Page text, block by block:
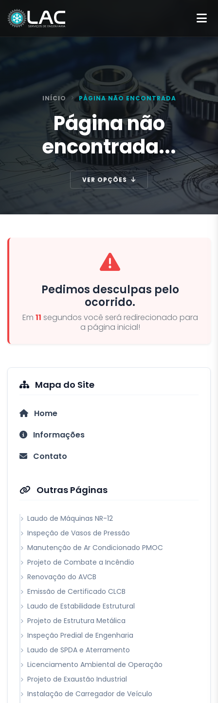
INÍCIO PÁGINA NÃO ENCONTRADA
Página não
encontrada...
VER OPÇÕES
Pedimos desculpas pelo
ocorrido.
Em 10 segundos você será redirecionado para
a página inicial!
Mapa do Site
Home
Informações
Contato
Outras Páginas
Laudo de Máquinas NR-12
Inspeção de Vasos de Pressão
Manutenção de Ar Condicionado PMOC
Projeto de Combate a Incêndio
Renovação do AVCB
Emissão de Certificado CLCB
Laudo de Estabilidade Estrutural
Projeto de Estrutura Metálica
Inspeção Predial de Engenharia
Laudo de SPDA e Aterramento
Licenciamento Ambiental de Operação
Projeto de Exaustão Industrial
Instalação de Carregador de Veículo